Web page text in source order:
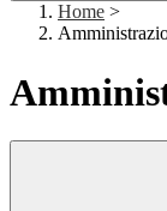
Home >